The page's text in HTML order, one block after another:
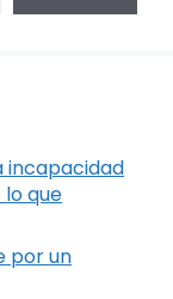
incapacidad
que
por un